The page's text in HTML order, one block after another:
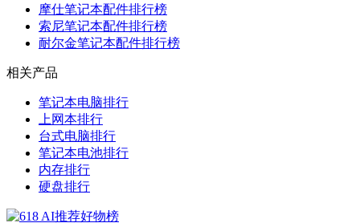
摩仕笔记本配件排行榜
索尼笔记本配件排行榜
耐尔金笔记本配件排行榜
相关产品
笔记本电脑排行
上网本排行
台式电脑排行
笔记本电池排行
内存排行
硬盘排行